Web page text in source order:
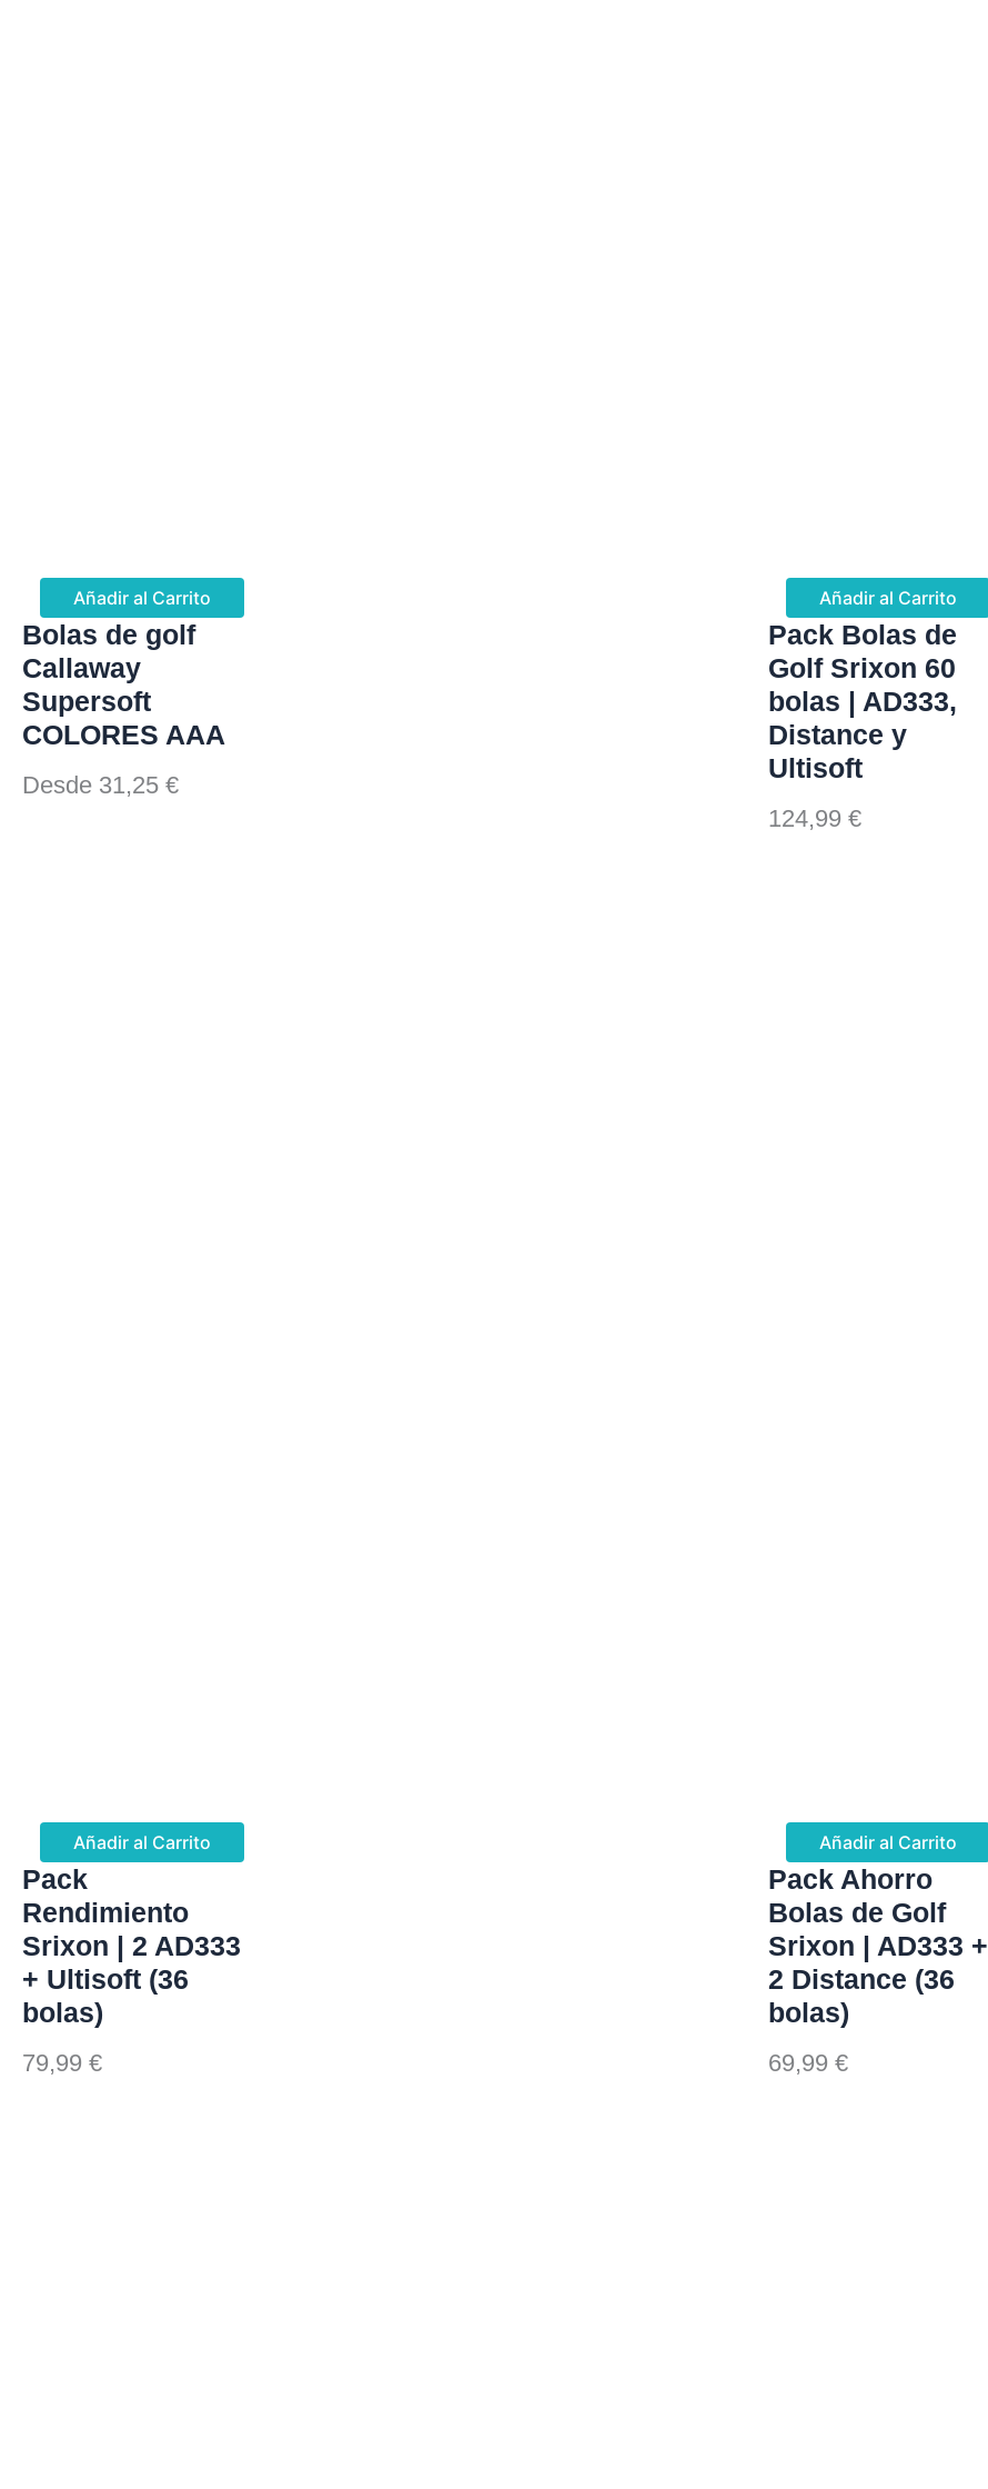
Añadir al Carrito
Bolas de golf
Callaway
Supersoft
COLORES AAA
Desde 31,25 €
Añadir al Carrito
Pack Bolas de
Golf Srixon 60
bolas | AD333,
Distance y
Ultisoft
124,99 €
Añadir al Carrito
Pack
Rendimiento
Srixon | 2 AD333
+ Ultisoft (36
bolas)
79,99 €
Añadir al Carrito
Pack Ahorro
Bolas de Golf
Srixon | AD333 +
2 Distance (36
bolas)
69,99 €